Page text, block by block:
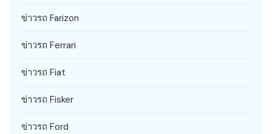
ข่าวรถ Farizon
ข่าวรถ Ferrari
ข่าวรถ Fiat
ข่าวรถ Fisker
ข่าวรถ Ford